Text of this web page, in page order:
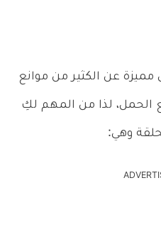
مميزة عن الكثير من موانع
الحمل، لذا من المهم لكِ
وهي: